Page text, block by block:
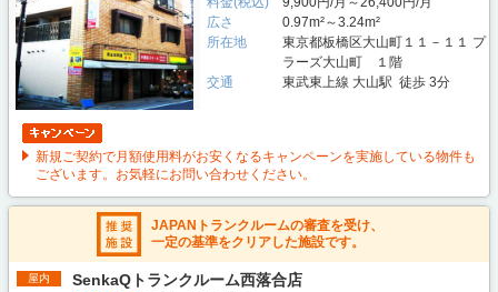
広さ
0.97m²～3.24m²
所在地
東京都板橋区大山町１１－１１ プ
ラーズ大山町 １階
交通
東武東上線 大山駅 徒歩 3分
新規ご契約で月額使用料がお安くなるキャンペーンを実施している物件も
ございます。お気軽にお問い合わせください。
JAPANトランクルームの審査を受け、
一定の基準をクリアした施設です。
屋内 SenkaQトランクルーム西落合店